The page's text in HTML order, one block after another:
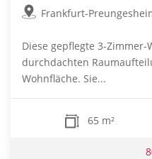
Frankfurt-
Diese gepflegte 3-
durchdachten
Wohnfläche. Sie...
65 m²